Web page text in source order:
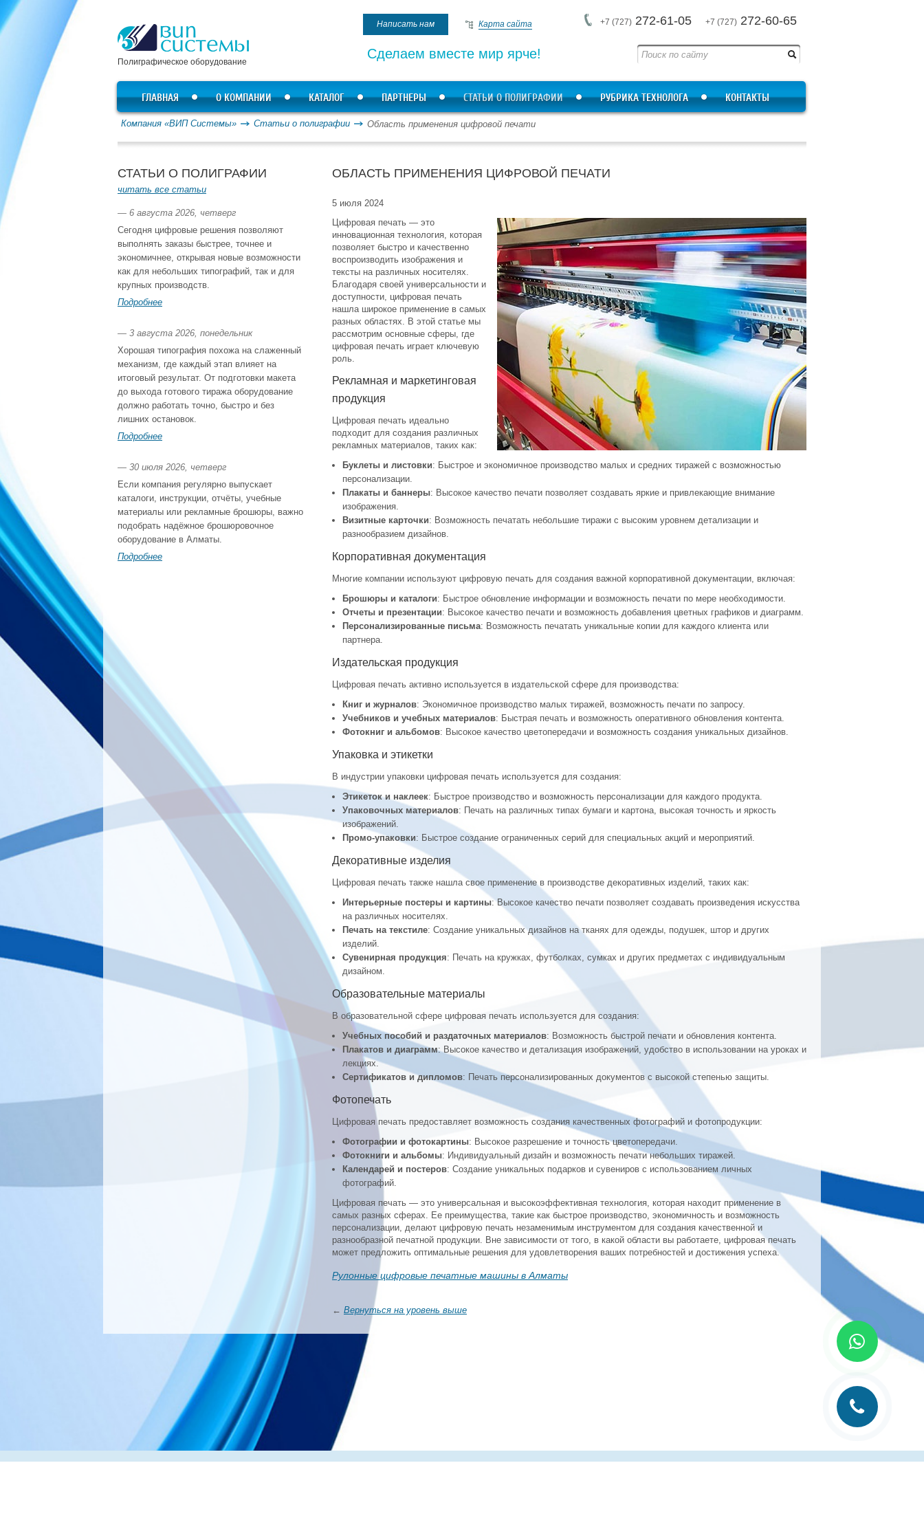
Полиграфическое оборудование
Сделаем вместе мир ярче!
+7 (727) 272-61-05 +7 (727) 272-60-65
Написать нам Карта сайта
ГЛАВНАЯ О КОМПАНИИ КАТАЛОГ ПАРТНЕРЫ СТАТЬИ О ПОЛИГРАФИИ РУБРИКА ТЕХНОЛОГА КОНТАКТЫ
Компания «ВИП Системы» Статьи о полиграфии Область применения цифровой печати
СТАТЬИ О ПОЛИГРАФИИ
читать все статьи
— 6 августа 2026, четверг
Сегодня цифровые решения позволяют
выполнять заказы быстрее, точнее и
экономичнее, открывая новые возможности
как для небольших типографий, так и для
крупных производств.
Подробнее
— 3 августа 2026, понедельник
Хорошая типография похожа на слаженный
механизм, где каждый этап влияет на
итоговый результат. От подготовки макета
до выхода готового тиража оборудование
должно работать точно, быстро и без
лишних остановок.
Подробнее
— 30 июля 2026, четверг
Если компания регулярно выпускает
каталоги, инструкции, отчёты, учебные
материалы или рекламные брошюры, важно
подобрать надёжное брошюровочное
оборудование в Алматы.
Подробнее
ОБЛАСТЬ ПРИМЕНЕНИЯ ЦИФРОВОЙ ПЕЧАТИ
5 июля 2024
Цифровая печать — это
инновационная технология, которая
позволяет быстро и качественно
воспроизводить изображения и
тексты на различных носителях.
Благодаря своей универсальности и
доступности, цифровая печать
нашла широкое применение в самых
разных областях. В этой статье мы
рассмотрим основные сферы, где
цифровая печать играет ключевую
роль.
Рекламная и маркетинговая
продукция
Цифровая печать идеально
подходит для создания различных
рекламных материалов, таких как:
Буклеты и листовки: Быстрое и экономичное производство малых и средних тиражей с возможностью
персонализации.
Плакаты и баннеры: Высокое качество печати позволяет создавать яркие и привлекающие внимание
изображения.
Визитные карточки: Возможность печатать небольшие тиражи с высоким уровнем детализации и
разнообразием дизайнов.
Корпоративная документация
Многие компании используют цифровую печать для создания важной корпоративной документации, включая:
Брошюры и каталоги: Быстрое обновление информации и возможность печати по мере необходимости.
Отчеты и презентации: Высокое качество печати и возможность добавления цветных графиков и диаграмм.
Персонализированные письма: Возможность печатать уникальные копии для каждого клиента или
партнера.
Издательская продукция
Цифровая печать активно используется в издательской сфере для производства:
Книг и журналов: Экономичное производство малых тиражей, возможность печати по запросу.
Учебников и учебных материалов: Быстрая печать и возможность оперативного обновления контента.
Фотокниг и альбомов: Высокое качество цветопередачи и возможность создания уникальных дизайнов.
Упаковка и этикетки
В индустрии упаковки цифровая печать используется для создания:
Этикеток и наклеек: Быстрое производство и возможность персонализации для каждого продукта.
Упаковочных материалов: Печать на различных типах бумаги и картона, высокая точность и яркость
изображений.
Промо-упаковки: Быстрое создание ограниченных серий для специальных акций и мероприятий.
Декоративные изделия
Цифровая печать также нашла свое применение в производстве декоративных изделий, таких как:
Интерьерные постеры и картины: Высокое качество печати позволяет создавать произведения искусства
на различных носителях.
Печать на текстиле: Создание уникальных дизайнов на тканях для одежды, подушек, штор и других
изделий.
Сувенирная продукция: Печать на кружках, футболках, сумках и других предметах с индивидуальным
дизайном.
Образовательные материалы
В образовательной сфере цифровая печать используется для создания:
Учебных пособий и раздаточных материалов: Возможность быстрой печати и обновления контента.
Плакатов и диаграмм: Высокое качество и детализация изображений, удобство в использовании на уроках и
лекциях.
Сертификатов и дипломов: Печать персонализированных документов с высокой степенью защиты.
Фотопечать
Цифровая печать предоставляет возможность создания качественных фотографий и фотопродукции:
Фотографии и фотокартины: Высокое разрешение и точность цветопередачи.
Фотокниги и альбомы: Индивидуальный дизайн и возможность печати небольших тиражей.
Календарей и постеров: Создание уникальных подарков и сувениров с использованием личных
фотографий.
Цифровая печать — это универсальная и высокоэффективная технология, которая находит применение в
самых разных сферах. Ее преимущества, такие как быстрое производство, экономичность и возможность
персонализации, делают цифровую печать незаменимым инструментом для создания качественной и
разнообразной печатной продукции. Вне зависимости от того, в какой области вы работаете, цифровая печать
может предложить оптимальные решения для удовлетворения ваших потребностей и достижения успеха.
Рулонные цифровые печатные машины в Алматы
← Вернуться на уровень выше